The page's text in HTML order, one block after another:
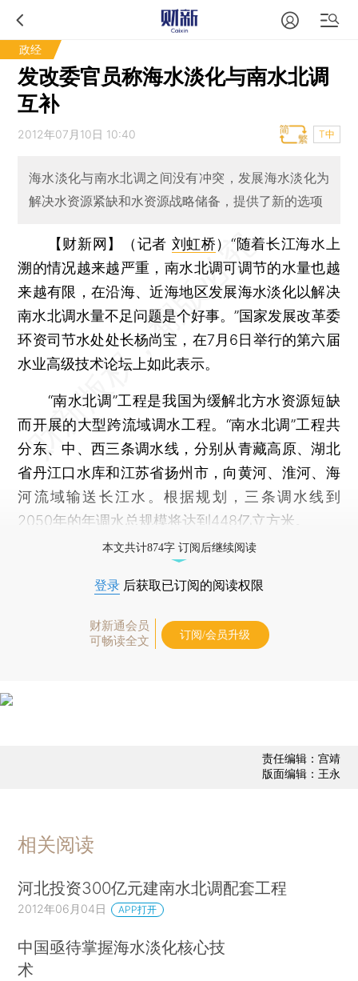
政经
发改委官员称海水淡化与南水北调
互补
2012年07月10日 10:40 T中
海水淡化与南水北调之间没有冲突，发展海水淡化为
解决水资源紧缺和水资源战略储备，提供了新的选项
【财新网】（记者 刘虹桥）“随着长江海水上
溯的情况越来越严重，南水北调可调节的水量也越
来越有限，在沿海、近海地区发展海水淡化以解决
南水北调水量不足问题是个好事。”国家发展改革委
环资司节水处处长杨尚宝，在7月6日举行的第六届
水业高级技术论坛上如此表示。
“南水北调”工程是我国为缓解北方水资源短缺
而开展的大型跨流域调水工程。“南水北调”工程共
分东、中、西三条调水线，分别从青藏高原、湖北
省丹江口水库和江苏省扬州市，向黄河、淮河、海
河流域输送长江水。根据规划，三条调水线到
2050年的年调水总规模将达到448亿立方米。
本文共计874字 订阅后继续阅读
登录 后获取已订阅的阅读权限
财新通会员
可畅读全文
订阅/会员升级
责任编辑：宫靖
版面编辑：王永
相关阅读
河北投资300亿元建南水北调配套工程
2012年06月04日 APP打开
中国亟待掌握海水淡化核心技
术